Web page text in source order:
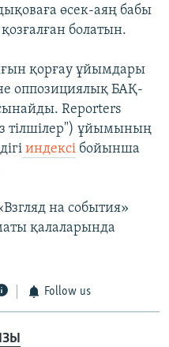
өсек-аяң бабы
болатын.
қорғау ұйымдары
оппозициялық БАҚ-
Reporters
тілшілер") ұйымының
индексі бойынша
на события»
қалаларында
Follow us